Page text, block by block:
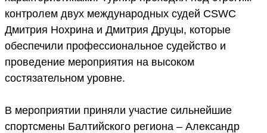
контролем двух международных судей CSWC
Дмитрия Нохрина и Дмитрия Друцы, которые
обеспечили профессиональное судейство и
проведение мероприятия на высоком
состязательном уровне.
В мероприятии приняли участие сильнейшие
спортсмены Балтийского региона – Александр